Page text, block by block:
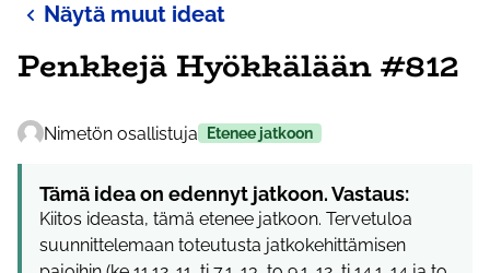
Näytä muut ideat
Penkkejä Hyökkälään #812
Nimetön osallistuja Etenee jatkoon
Tämä idea on edennyt jatkoon. Vastaus:
Kiitos ideasta, tämä etenee jatkoon. Tervetuloa
suunnittelemaan toteutusta jatkokehittämisen